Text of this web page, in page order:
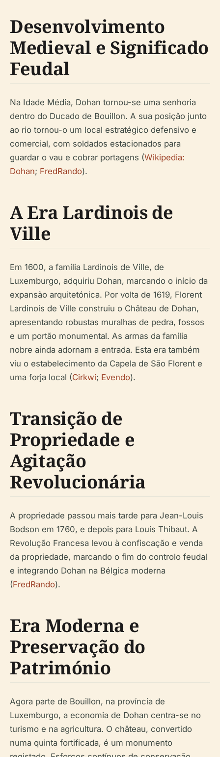
Desenvolvimento
Medieval e Significado
Feudal
Na Idade Média, Dohan tornou-se uma senhoria
dentro do Ducado de Bouillon. A sua posição junto
ao rio tornou-o um local estratégico defensivo e
comercial, com soldados estacionados para
guardar o vau e cobrar portagens (Wikipedia:
Dohan; FredRando).
A Era Lardinois de
Ville
Em 1600, a família Lardinois de Ville, de
Luxemburgo, adquiriu Dohan, marcando o início da
expansão arquitetónica. Por volta de 1619, Florent
Lardinois de Ville construiu o Château de Dohan,
apresentando robustas muralhas de pedra, fossos
e um portão monumental. As armas da família
nobre ainda adornam a entrada. Esta era também
viu o estabelecimento da Capela de São Florent e
uma forja local (Cirkwi; Evendo).
Transição de
Propriedade e
Agitação
Revolucionária
A propriedade passou mais tarde para Jean-Louis
Bodson em 1760, e depois para Louis Thibaut. A
Revolução Francesa levou à confiscação e venda
da propriedade, marcando o fim do controlo feudal
e integrando Dohan na Bélgica moderna
(FredRando).
Era Moderna e
Preservação do
Património
Agora parte de Bouillon, na província de
Luxemburgo, a economia de Dohan centra-se no
turismo e na agricultura. O château, convertido
numa quinta fortificada, é um monumento